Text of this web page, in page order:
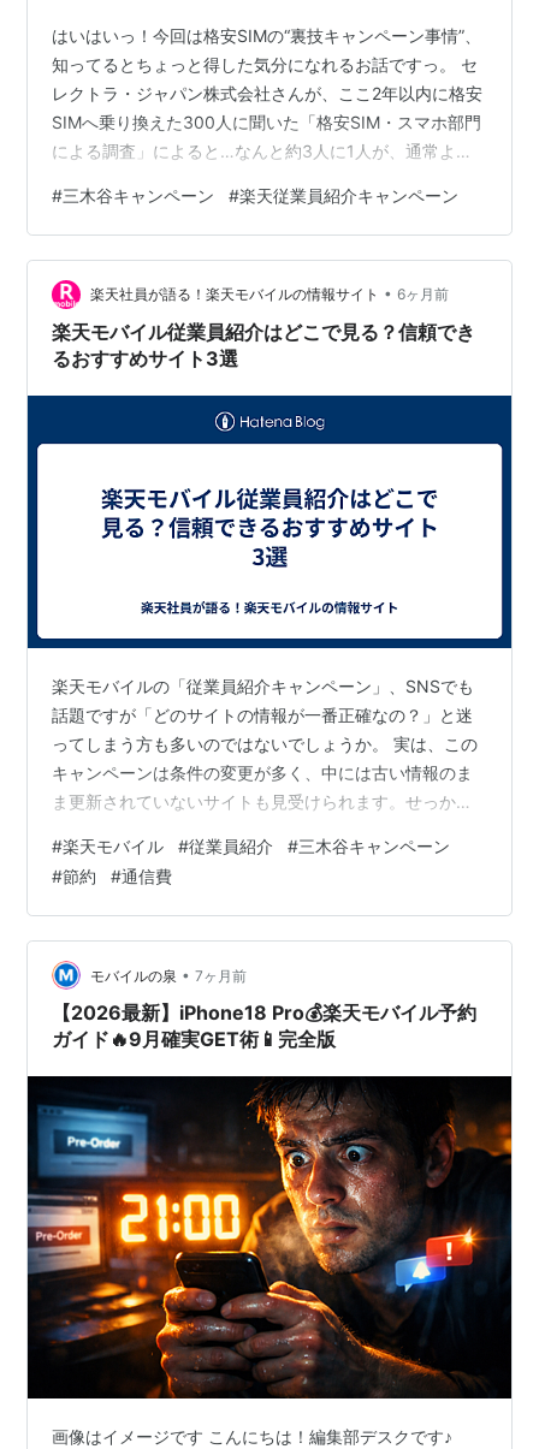
はいはいっ！今回は格安SIMの“裏技キャンペーン事情”、
知ってるとちょっと得した気分になれるお話ですっ。 セ
レクトラ・ジャパン株式会社さんが、ここ2年以内に格安
SIMへ乗り換えた300人に聞いた「格安SIM・スマホ部門
による調査」によると…なんと約3人に1人が、通常より
ました。え、そんなに？って思いますよね。 春の商戦シ
ーズンに加えて、ドコモの3Gサービス終了もあって、い
ま携帯会社同士の競争はかなり本気モード。その中で、
公式サイトでは大きく出ていない、いわば“知る人ぞ知
る”キャンペーンがしっかり活用されている、というわけ
なんです。 4コマ劇場：…
#三木谷キャンペーン #楽天従業員紹介キャンペーン
楽天社員が語る！楽天モバイルの情報サイト • 6ヶ月前
楽天モバイル従業員紹介はどこで見る？信頼でき
るおすすめサイト3選
楽天モバイルの「従業員紹介キャンペーン」、SNSでも
話題ですが「どのサイトの情報が一番正確なの？」と迷
ってしまう方も多いのではないでしょうか。 実は、この
キャンペーンは条件の変更が多く、中には古い情報のま
ま更新されていないサイトも見受けられます。せっかく
は絶対に避けてほしいところです。 そこで今回は、「こ
こなら間違いない」と私が断言できる、信頼性の高い3つ
のサイトをご紹介します。 プロが選ぶ！楽天モバイル紹
介の「信頼できるサイト」3選 これから紹介するサイト
は、実は私の信頼できる同僚たちが運営しています。日
頃から一緒にキャンペーンの最新条件や…
#楽天モバイル #従業員紹介 #三木谷キャンペーン
#節約 #通信費
モバイルの泉 • 7ヶ月前
【2026最新】iPhone18 Pro💰楽天モバイル予約
ガイド🔥9月確実GET術📱完全版
画像はイメージです こんにちは！編集部デスクです♪